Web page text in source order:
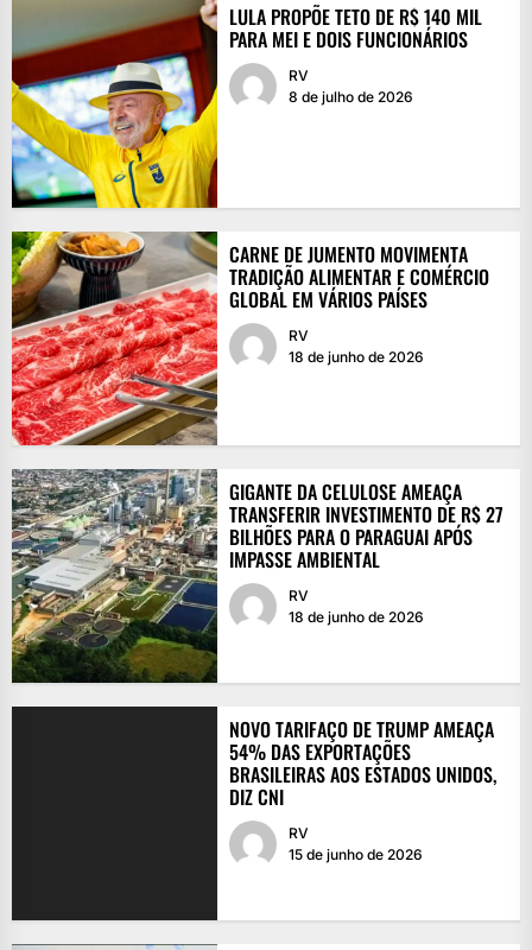
LULA PROPÕE TETO DE R$ 140 MIL
PARA MEI E DOIS FUNCIONÁRIOS
RV
8 de julho de 2026
CARNE DE JUMENTO MOVIMENTA
TRADIÇÃO ALIMENTAR E COMÉRCIO
GLOBAL EM VÁRIOS PAÍSES
RV
18 de junho de 2026
GIGANTE DA CELULOSE AMEAÇA
TRANSFERIR INVESTIMENTO DE R$ 27
BILHÕES PARA O PARAGUAI APÓS
IMPASSE AMBIENTAL
RV
18 de junho de 2026
NOVO TARIFAÇO DE TRUMP AMEAÇA
54% DAS EXPORTAÇÕES
BRASILEIRAS AOS ESTADOS UNIDOS,
DIZ CNI
RV
15 de junho de 2026